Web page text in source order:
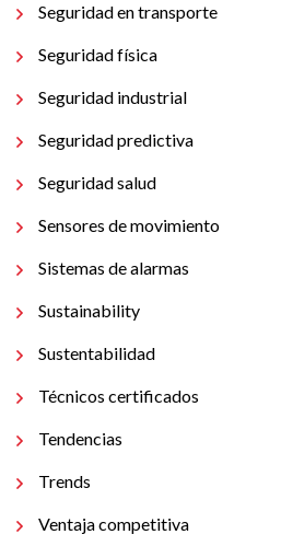
Seguridad en transporte
Seguridad física
Seguridad industrial
Seguridad predictiva
Seguridad salud
Sensores de movimiento
Sistemas de alarmas
Sustainability
Sustentabilidad
Técnicos certificados
Tendencias
Trends
Ventaja competitiva